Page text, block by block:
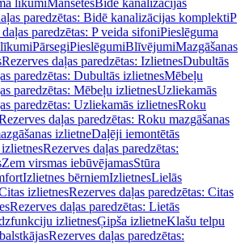
līkumiManšetesBidē kanalizācijas
paredzētas: Bidē kanalizācijas komplektiP
paredzētas: P veida sifoniPieslēguma
PārsegiPieslēgumiBlīvējumiMazgāšanas
Rezerves daļas paredzētas: IzlietnesDubultās
paredzētas: Dubultās izlietnesMēbeļu
paredzētas: Mēbeļu izlietnesUzliekamās
paredzētas: Uzliekamās izlietnesRoku
daļas paredzētas: Roku mazgāšanas
izlietneDaļēji iemontētās
Rezerves daļas paredzētas:
Zem virsmas iebūvējamasStūra
Izlietnes bērniemIzlietnesLielās
izlietnesRezerves daļas paredzētas: Citas
Rezerves daļas paredzētas: Lietās
izlietnesĢipša izlietneKlašu telpu
Rezerves daļas paredzētas: